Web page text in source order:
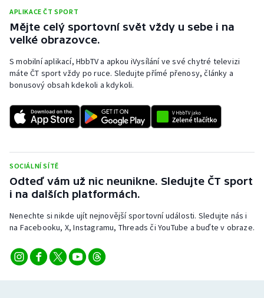
APLIKACE ČT SPORT
Mějte celý sportovní svět vždy u sebe i na
velké obrazovce.
S mobilní aplikací, HbbTV a apkou iVysílání ve své chytré televizi
máte ČT sport vždy po ruce. Sledujte přímé přenosy, články a
bonusový obsah kdekoli a kdykoli.
SOCIÁLNÍ SÍTĚ
Odteď vám už nic neunikne. Sledujte ČT sport
i na dalších platformách.
Nenechte si nikde ujít nejnovější sportovní události. Sledujte nás i
na Facebooku, X, Instagramu, Threads či YouTube a buďte v obraze.